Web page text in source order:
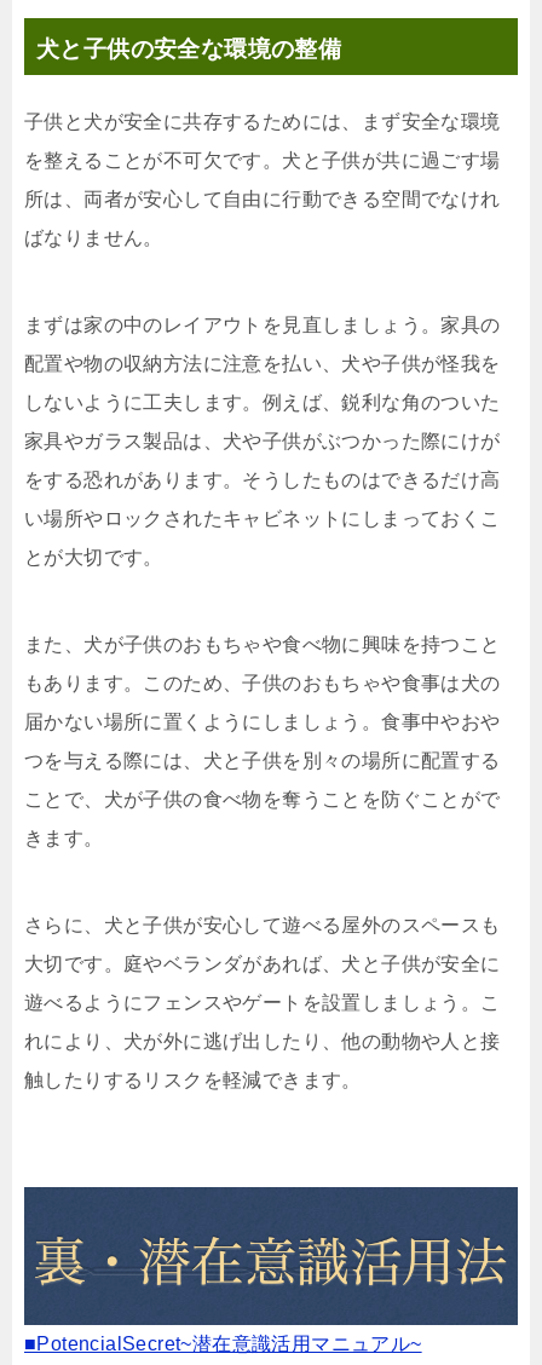
犬と子供の安全な環境の整備
子供と犬が安全に共存するためには、まず安全な環境
を整えることが不可欠です。犬と子供が共に過ごす場
所は、両者が安心して自由に行動できる空間でなけれ
ばなりません。
まずは家の中のレイアウトを見直しましょう。家具の
配置や物の収納方法に注意を払い、犬や子供が怪我を
しないように工夫します。例えば、鋭利な角のついた
家具やガラス製品は、犬や子供がぶつかった際にけが
をする恐れがあります。そうしたものはできるだけ高
い場所やロックされたキャビネットにしまっておくこ
とが大切です。
また、犬が子供のおもちゃや食べ物に興味を持つこと
もあります。このため、子供のおもちゃや食事は犬の
届かない場所に置くようにしましょう。食事中やおや
つを与える際には、犬と子供を別々の場所に配置する
ことで、犬が子供の食べ物を奪うことを防ぐことがで
きます。
さらに、犬と子供が安心して遊べる屋外のスペースも
大切です。庭やベランダがあれば、犬と子供が安全に
遊べるようにフェンスやゲートを設置しましょう。こ
れにより、犬が外に逃げ出したり、他の動物や人と接
触したりするリスクを軽減できます。
■PotencialSecret~潜在意識活用マニュアル~